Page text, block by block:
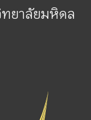
ยาลัยมหิดล